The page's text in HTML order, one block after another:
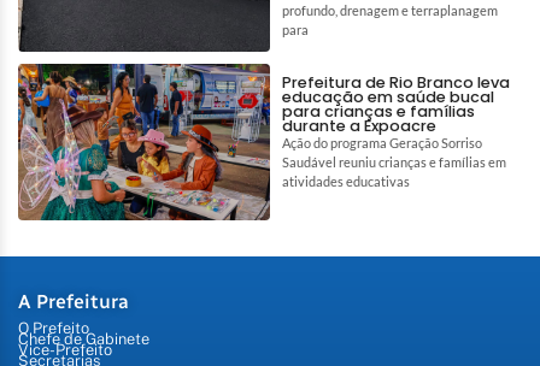
profundo, drenagem e terraplanagem
para
Prefeitura de Rio Branco leva
educação em saúde bucal
para crianças e famílias
durante a Expoacre
Ação do programa Geração Sorriso
Saudável reuniu crianças e famílias em
atividades educativas
A Prefeitura
O Prefeito
Chefe de Gabinete
Vice-Prefeito
Secretarias